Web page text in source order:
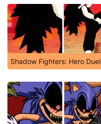
Shadow Fighters: Hero Duel